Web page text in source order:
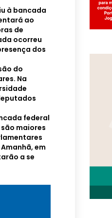
à bancada
ao
de
ocorreu
dos
do
Na
federal
maiores
em
a se